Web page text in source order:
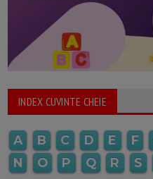
INDEX CUVINTE CHEIE
A B C D E F
N
O P Q R S